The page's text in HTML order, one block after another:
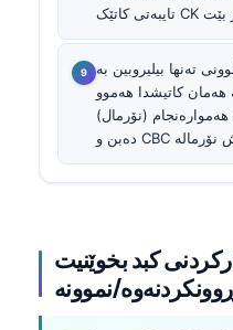
تەنها بیلیروبین بە
بە هەمان کاتیشدا هەموو
هەموارەنجام (نۆرمال)
کبد بخوێنیت
نموونە